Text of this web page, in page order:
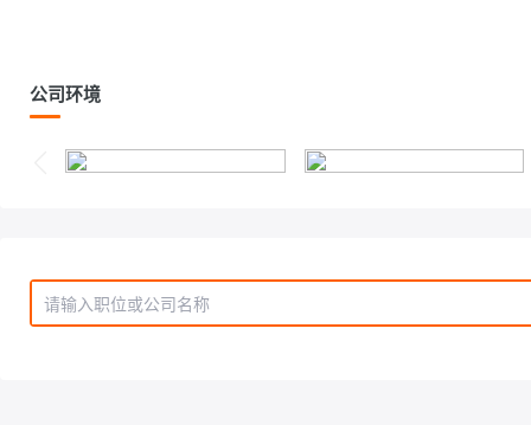
公司环境